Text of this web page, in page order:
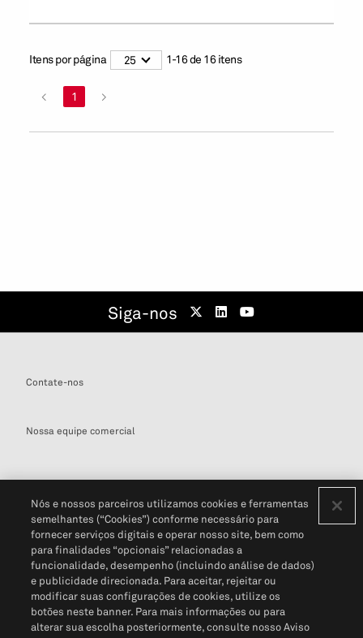
Itens por página 25 1-16de 16 itens
< 1 >
Siga-nos
Contate-nos
Nossa equipe comercial
Definições de cookies
Disclaimers Legais Termos de Uso Aviso de Cookies
Política de PrivacidadePortal de privacidade do cliente (em inglês)
Não Venda Minhas Informações Pessoais© 2026 S&P Global
Nós e nossos parceiros utilizamos cookies e ferramentas
semelhantes (“Cookies”) conforme necessário para
fornecer serviços digitais e operar nosso site, bem como
para finalidades “opcionais” relacionadas a
funcionalidade, desempenho (incluindo análise de dados)
e publicidade direcionada. Para aceitar, rejeitar ou
modificar suas configurações de cookies, utilize os
botões neste banner. Para mais informações ou para
alterar sua escolha posteriormente, consulte nosso Aviso